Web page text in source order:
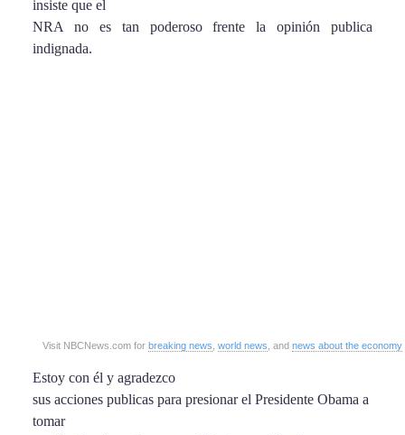
insiste que el
NRA no es tan poderoso frente la opinión publica
indignada.
Visit NBCNews.com for breaking news world news , and news about the economy
Estoy con él y agradezco
sus acciones publicas para presionar el Presidente Obama a
tomar